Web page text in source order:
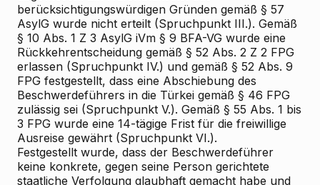
berücksichtigungswürdigen Gründen gemäß § 57
AsylG wurde nicht erteilt (Spruchpunkt III.). Gemäß
§ 10 Abs. 1 Z 3 AsylG iVm § 9 BFA-VG wurde eine
Rückkehrentscheidung gemäß § 52 Abs. 2 Z 2 FPG
erlassen (Spruchpunkt IV.) und gemäß § 52 Abs. 9
FPG festgestellt, dass eine Abschiebung des
Beschwerdeführers in die Türkei gemäß § 46 FPG
zulässig sei (Spruchpunkt V.). Gemäß § 55 Abs. 1 bis
3 FPG wurde eine 14-tägige Frist für die freiwillige
Ausreise gewährt (Spruchpunkt VI.).
Festgestellt wurde, dass der Beschwerdeführer
keine konkrete, gegen seine Person gerichtete
staatliche Verfolgung glaubhaft gemacht habe und